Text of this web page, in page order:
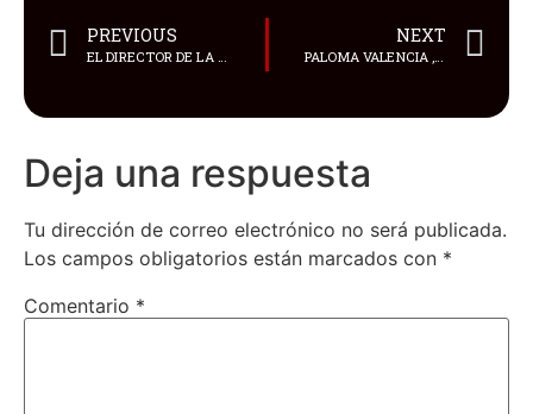
PREVIOUS NEXT
Deja una respuesta
Tu dirección de correo electrónico no será publicada.
Los campos obligatorios están marcados con *
Comentario *